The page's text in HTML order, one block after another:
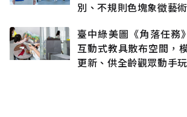
別、不規則色塊象徵藝
臺中綠美圖《角落任務
互動式教具散布空間，
更新、供全齡觀眾動手